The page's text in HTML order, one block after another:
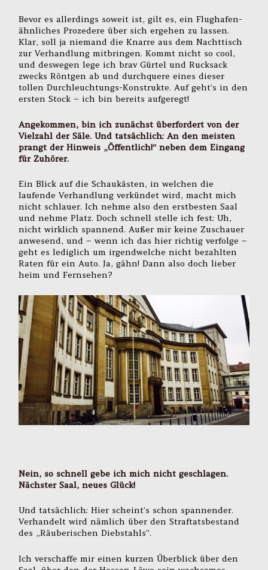
Bevor es allerdings soweit ist, gilt es, ein Flughafen-
ähnliches Prozedere über sich ergehen zu lassen.
Klar, soll ja niemand die Knarre aus dem Nachttisch
zur Verhandlung mitbringen. Kommt nicht so cool,
und deswegen lege ich brav Gürtel und Rucksack
zwecks Röntgen ab und durchquere eines dieser
tollen Durchleuchtungs-Konstrukte. Auf geht’s in den
ersten Stock – ich bin bereits aufgeregt!
Angekommen, bin ich zunächst überfordert von der
Vielzahl der Säle. Und tatsächlich: An den meisten
prangt der Hinweis „Öffentlich!“ neben dem Eingang
für Zuhörer.
Ein Blick auf die Schaukästen, in welchen die
laufende Verhandlung verkündet wird, macht mich
nicht schlauer. Ich nehme also den erstbesten Saal
und nehme Platz. Doch schnell stelle ich fest: Uh,
nicht wirklich spannend. Außer mir keine Zuschauer
anwesend, und – wenn ich das hier richtig verfolge –
geht es lediglich um irgendwelche nicht bezahlten
Raten für ein Auto. Ja, gähn! Dann also doch lieber
heim und Fernsehen?
Nein, so schnell gebe ich mich nicht geschlagen.
Nächster Saal, neues Glück!
Und tatsächlich: Hier scheint’s schon spannender.
Verhandelt wird nämlich über den Straftatsbestand
des „Räuberischen Diebstahls”.
Ich verschaffe mir einen kurzen Überblick über den